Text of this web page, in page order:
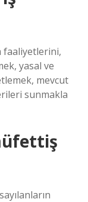
yasal ve
mevcut
sunmakla